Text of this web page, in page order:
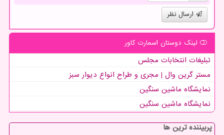
ارسال نظر
لینک دوستان اسمارت كاور
تبلیغات انتخابات مجلس
مستر گرین وال | مجری و طراح انواع دیوار سبز
نمایشگاه ماشین سنگین
نمایشگاه ماشین سنگین
پربیننده ترین ها